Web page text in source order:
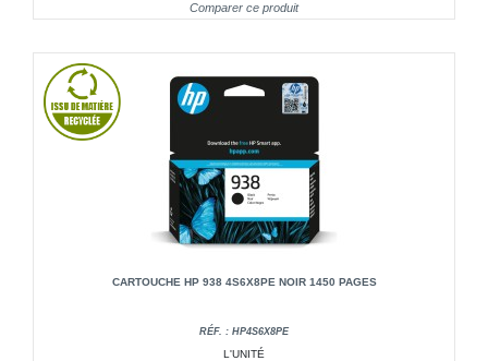
Comparer ce produit
CARTOUCHE HP 938 4S6X8PE NOIR 1450 PAGES
RÉF. : HP4S6X8PE
L'UNITÉ